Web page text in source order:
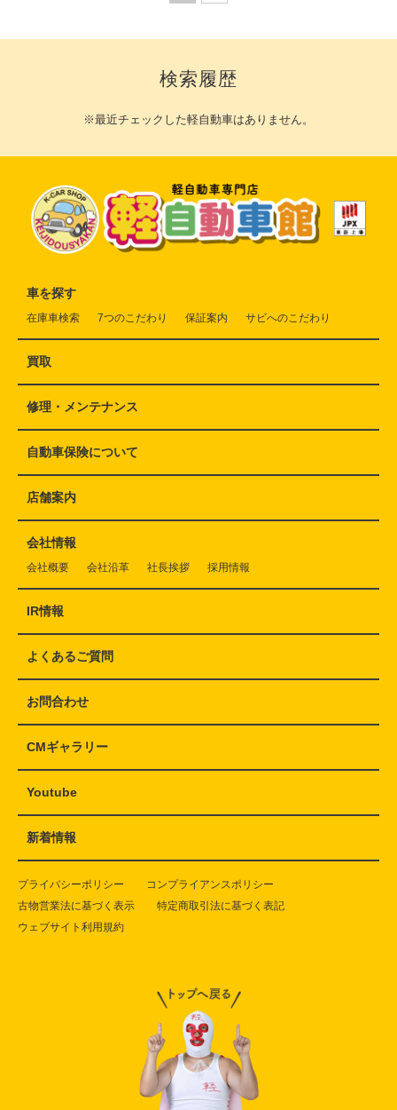
検索履歴
※最近チェックした軽自動車はありません。
車を探す
在庫車検索 7つのこだわり 保証案内 サビへのこだわり
買取
修理・メンテナンス
自動車保険について
店舗案内
会社情報
会社概要 会社沿革 社長挨拶 採用情報
IR情報
よくあるご質問
お問合わせ
CMギャラリー
Youtube
新着情報
プライバシーポリシー
コンプライアンスポリシー
古物営業法に基づく表示
特定商取引法に基づく表記
ウェブサイト利用規約